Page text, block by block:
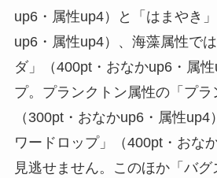
up6・属性up4）と「はまやき
up6・属性up4）、海藻属性で
ダ」（400pt・おなかup6・属
プ。プランクトン属性の「プラ
（300pt・おなかup6・属性
ワードロップ」（400pt・おな
見逃せません。このほか「バ